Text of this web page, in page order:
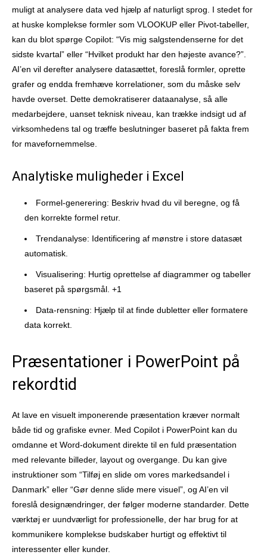
muligt at analysere data ved hjælp af naturligt sprog. I stedet for
at huske komplekse formler som VLOOKUP eller Pivot-tabeller,
kan du blot spørge Copilot: “Vis mig salgstendenserne for det
sidste kvartal” eller “Hvilket produkt har den højeste avance?”.
AI’en vil derefter analysere datasættet, foreslå formler, oprette
grafer og endda fremhæve korrelationer, som du måske selv
havde overset. Dette demokratiserer dataanalyse, så alle
medarbejdere, uanset teknisk niveau, kan trække indsigt ud af
virksomhedens tal og træffe beslutninger baseret på fakta frem
for mavefornemmelse.
Analytiske muligheder i Excel
Formel-generering: Beskriv hvad du vil beregne, og få
den korrekte formel retur.
Trendanalyse: Identificering af mønstre i store datasæt
automatisk.
Visualisering: Hurtig oprettelse af diagrammer og tabeller
baseret på spørgsmål. +1
Data-rensning: Hjælp til at finde dubletter eller formatere
data korrekt.
Præsentationer i PowerPoint på
rekordtid
At lave en visuelt imponerende præsentation kræver normalt
både tid og grafiske evner. Med Copilot i PowerPoint kan du
omdanne et Word-dokument direkte til en fuld præsentation
med relevante billeder, layout og overgange. Du kan give
instruktioner som “Tilføj en slide om vores markedsandel i
Danmark” eller “Gør denne slide mere visuel”, og AI’en vil
foreslå designændringer, der følger moderne standarder. Dette
værktøj er uundværligt for professionelle, der har brug for at
kommunikere komplekse budskaber hurtigt og effektivt til
interessenter eller kunder.